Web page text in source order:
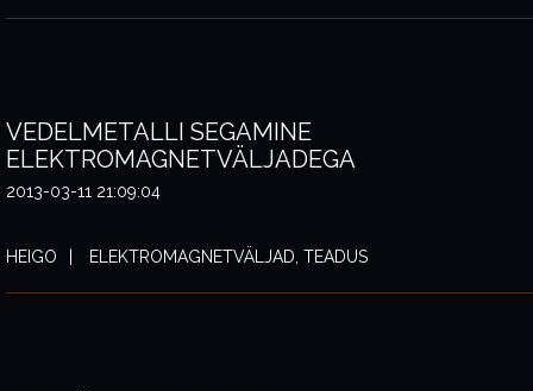
VEDELMETALLI SEGAMINE
ELEKTROMAGNETVÄLJADEGA
2013-03-11 21:09:04
HEIGO ELEKTROMAGNETVÄLJAD, TEADUS